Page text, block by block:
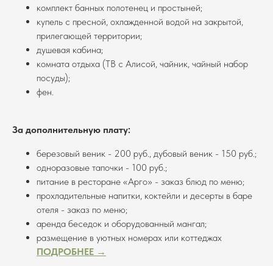
комплект банных полотенец и простыней;
купель с пресной, охлажденной водой на закрытой,
прилегающей территории;
душевая кабина;
комната отдыха (ТВ с Алисой, чайник, чайный набор
посуды);
фен.
За дополнительную плату:
березовый веник - 200 руб., дубовый веник - 150 руб.;
одноразовые тапочки - 100 руб.;
питание в ресторане «Арго» - заказ блюд по меню;
прохладительные напитки, коктейли и десерты в баре
отеля - заказ по меню;
аренда беседок и оборудованный мангал;
размещение в уютных номерах или коттеджах
ПОДРОБНЕЕ →